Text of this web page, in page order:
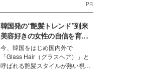
PR
韓国発の“艶髪トレンド”到来
美容好きの女性の自信を育む
「ヘアケア事情」って？
今、韓国をはじめ国内外で
「Glass Hair（グラスヘア）」と
呼ばれる艶髪スタイルが熱い視線